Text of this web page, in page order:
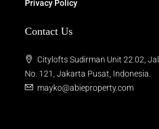
Privacy Policy
Contact Us
Citylofts Sudirman Unit 22.02,
No. 121, Jakarta Pusat, Indonesia.
mayko@abieproperty.com